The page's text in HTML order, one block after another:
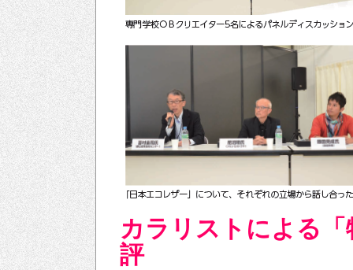
カラリストによる
評